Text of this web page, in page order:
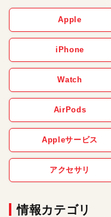
Apple
iPhone
Watch
AirPods
Appleサービス
アクセサリ
情報カテゴリ